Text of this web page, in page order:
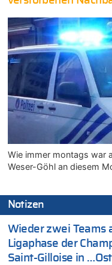
Wie immer montags war
Weser-Göhl an diesem
Notizen
Wieder zwei Teams
Ligaphase der
Saint-Gilloise in